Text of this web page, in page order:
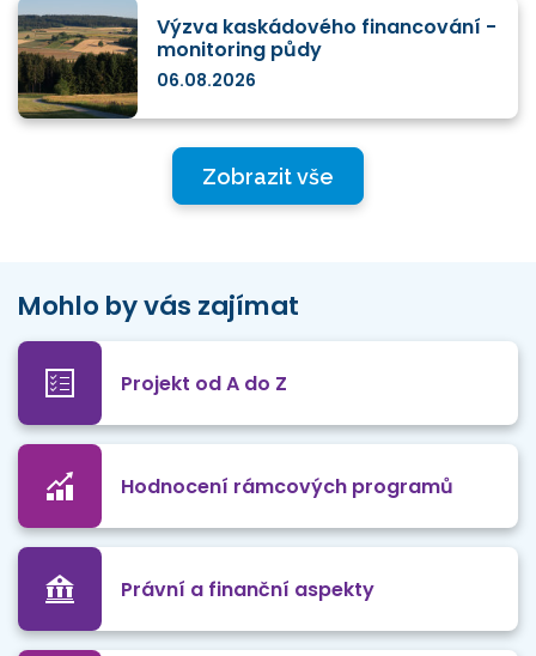
Výzva kaskádového financování -
monitoring půdy
06.08.2026
Zobrazit vše
Mohlo by vás zajímat
Projekt od A do Z
Hodnocení rámcových programů
Právní a finanční aspekty